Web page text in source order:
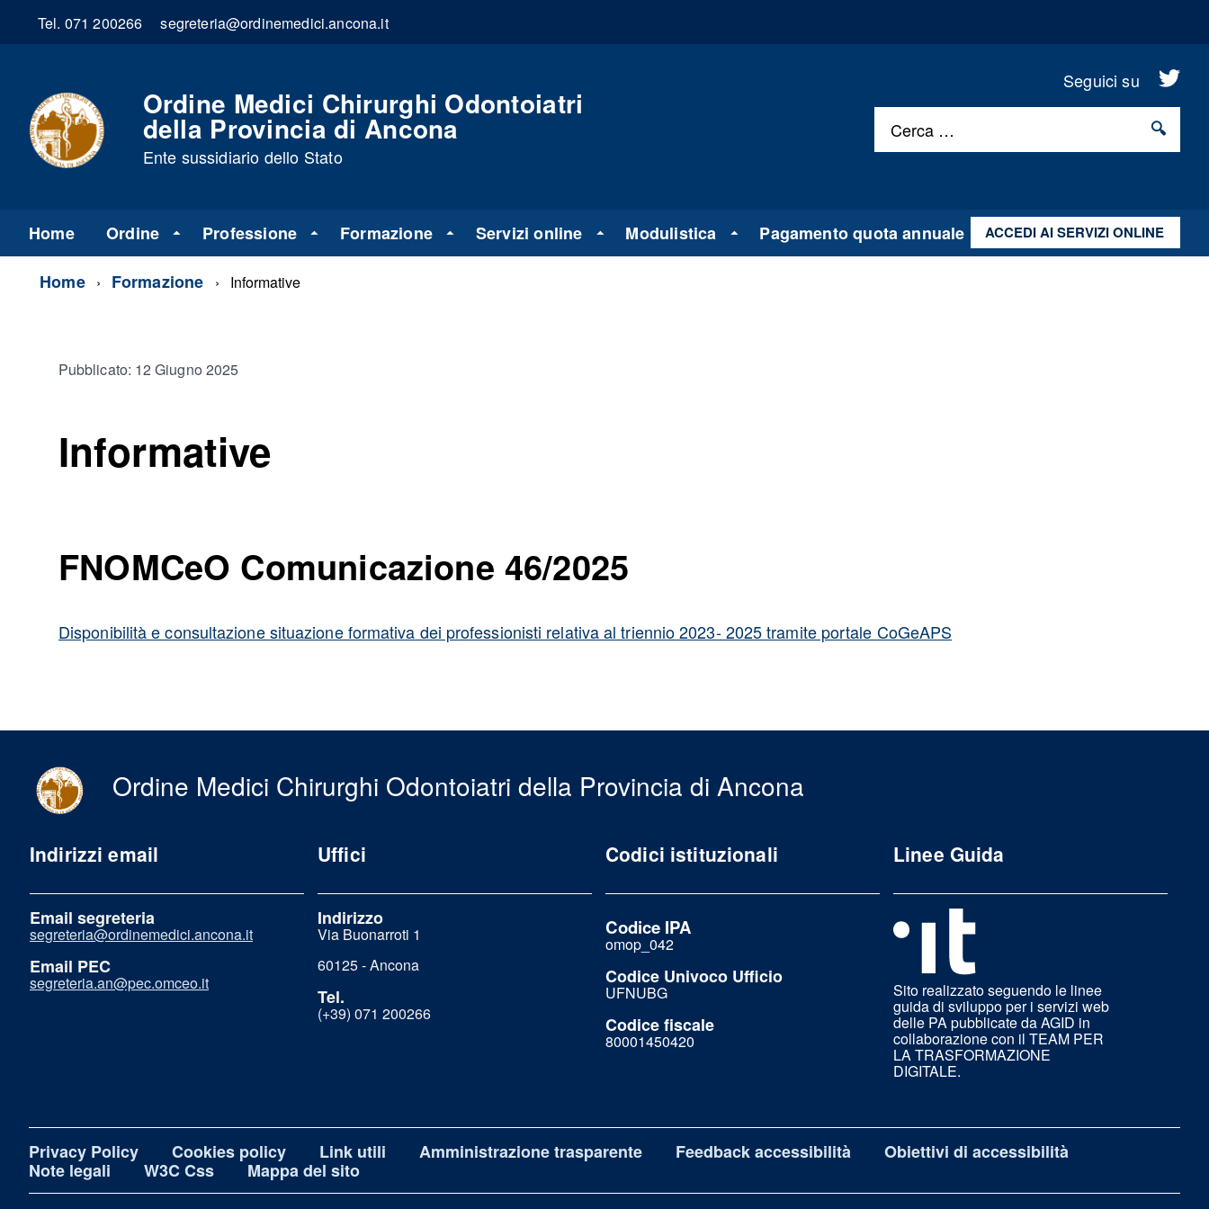
Tel. 071 200266 segreteria@ordinemedici.ancona.it
Ordine Medici Chirurghi Odontoiatri
della Provincia di Ancona
Ente sussidiario dello Stato
Seguici su .
Cerca …
Home Ordine Professione Formazione Servizi online Modulistica Pagamento quota annuale ACCEDI AI SERVIZI ONLINE
Home Formazione Informative
Pubblicato: 12 Giugno 2025
Informative
FNOMCeO Comunicazione 46/2025
Disponibilità e consultazione situazione formativa dei professionisti relativa al triennio 2023- 2025 tramite portale CoGeAPS
Ordine Medici Chirurghi Odontoiatri della Provincia di Ancona
Indirizzi email
Email segreteria
segreteria@ordinemedici.ancona.it
Email PEC
segreteria.an@pec.omceo.it
Uffici
Indirizzo
Via Buonarroti 1
60125 - Ancona
Tel.
(+39) 071 200266
Codici istituzionali
Codice IPA
omop_042
Codice Univoco Ufficio
UFNUBG
Codice fiscale
80001450420
Linee Guida
Sito realizzato seguendo le linee
guida di sviluppo per i servizi web
delle PA pubblicate da AGID in
collaborazione con il TEAM PER
LA TRASFORMAZIONE
DIGITALE.
Privacy Policy Cookies policy Link utili Amministrazione trasparente Feedback accessibilità
Obiettivi di accessibilità
Note legali
W3C Css
Mappa del sito